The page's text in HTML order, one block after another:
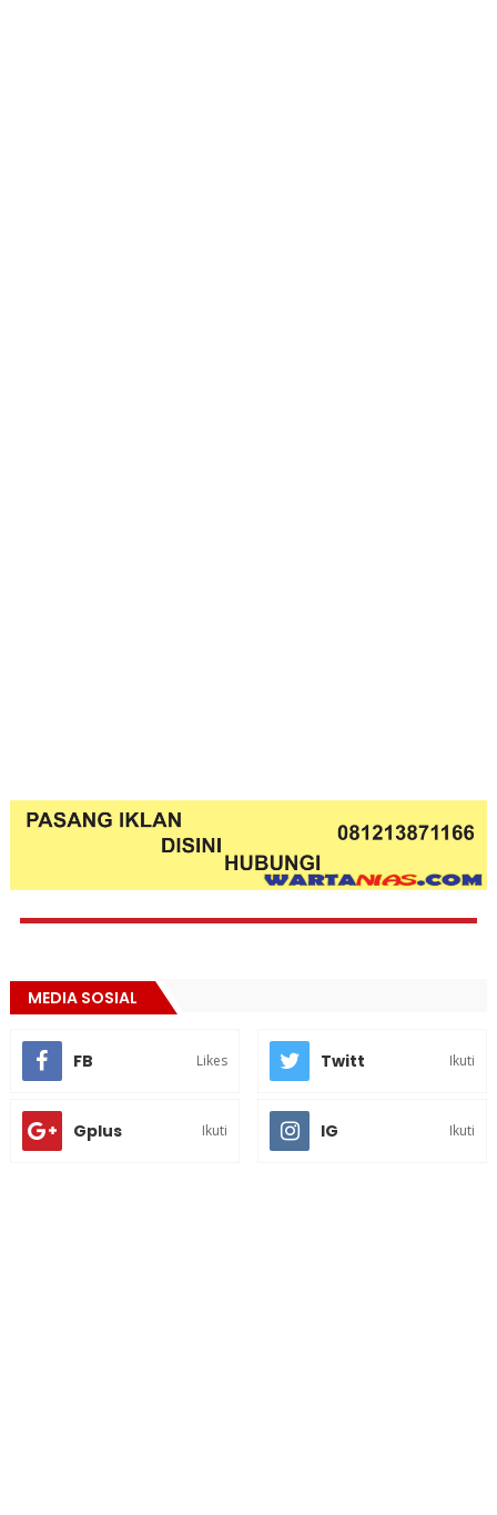
MEDIA SOSIAL
FB Likes Twitt Ikuti
Gplus Ikuti IG Ikuti